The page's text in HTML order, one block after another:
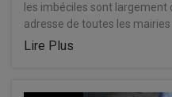
les imbéciles sont
adresse de toutes les
Lire Plus